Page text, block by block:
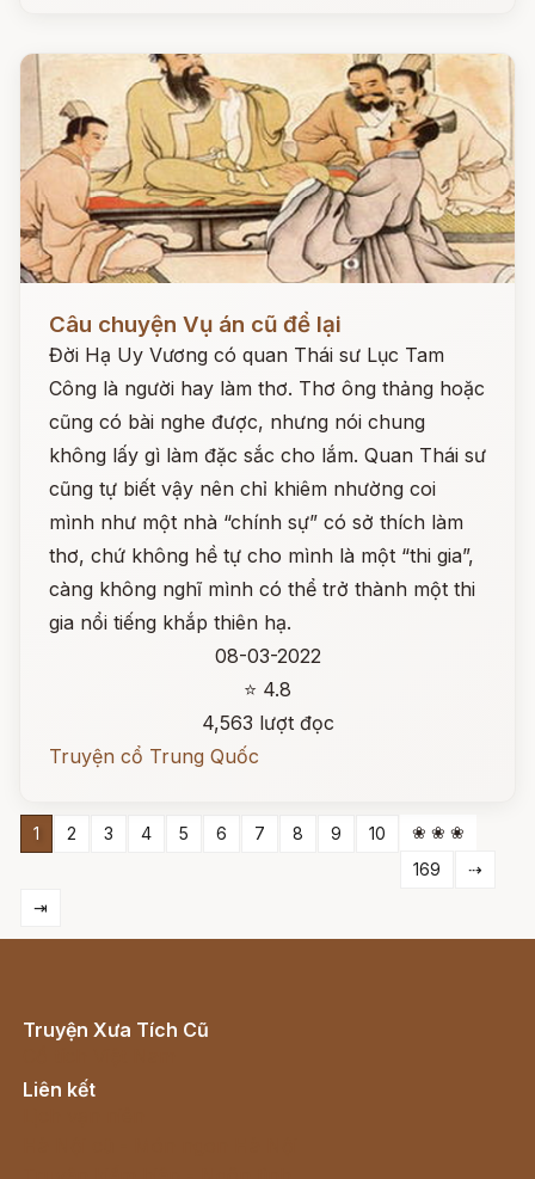
Câu chuyện Vụ án cũ để lại
Đời Hạ Uy Vương có quan Thái sư Lục Tam
Công là người hay làm thơ. Thơ ông thảng hoặc
cũng có bài nghe được, nhưng nói chung
không lấy gì làm đặc sắc cho lắm. Quan Thái sư
cũng tự biết vậy nên chỉ khiêm nhường coi
mình như một nhà “chính sự” có sở thích làm
thơ, chứ không hề tự cho mình là một “thi gia”,
càng không nghĩ mình có thể trở thành một thi
gia nổi tiếng khắp thiên hạ.
08-03-2022
⭐ 4.8
4,563 lượt đọc
Truyện cổ Trung Quốc
1 2 3 4 5 6 7 8 9 10
❀ ❀ ❀
169
⇢
⇥
Truyện Xưa Tích Cũ
Liên kết